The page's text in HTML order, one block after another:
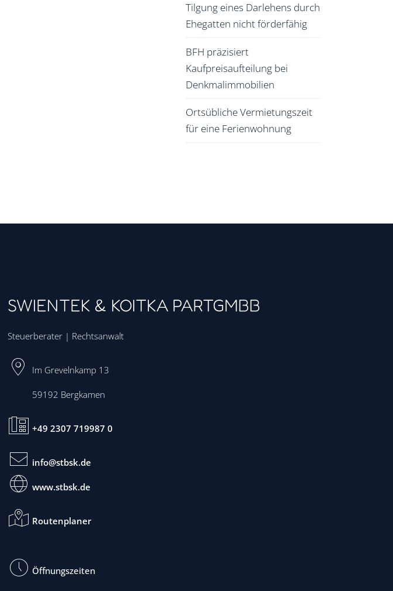
Tilgung eines Darlehens durch
Ehegatten nicht förderfähig
BFH präzisiert
Kaufpreisaufteilung bei
Denkmalimmobilien
Ortsübliche Vermietungszeit
für eine Ferienwohnung
SWIENTEK & KOITKA PARTGMBB
Steuerberater | Rechtsanwalt
Im Grevelnkamp 13
59192 Bergkamen
+49 2307 719987 0
info@stbsk.de
www.stbsk.de
Routenplaner
Öffnungszeiten